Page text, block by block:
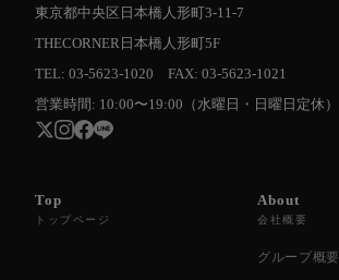
東京都中央区日本橋人形町3-11-7
THECORNER日本橋人形町5F
TEL: 03-5623-1020 FAX: 03-5623-1021
営業時間: 10:00〜19:00（水曜日・日曜日定休）
Top
トップページ
About
会社概要
グループ概要